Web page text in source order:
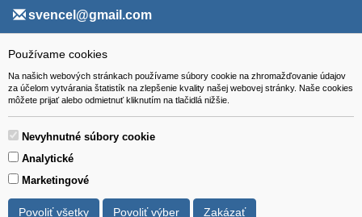
Používame cookies
Na našich webových stránkach používame súbory cookie na zhromažďovanie údajov
za účelom vytvárania štatistík na zlepšenie kvality našej webovej stránky. Naše cookies
môžete prijať alebo odmietnuť kliknutím na tlačidlá nižšie.
Nevyhnutné súbory cookie
Analytické
Marketingové
Povoliť všetky Povoliť výber Zakázať
svencel@gmail.com
ADRESA
VEST - tech s.r.o.
Hviezdoslavova 280/6, 965 01 Žiar nad Hronom
Slovakia (Slovak Republic)